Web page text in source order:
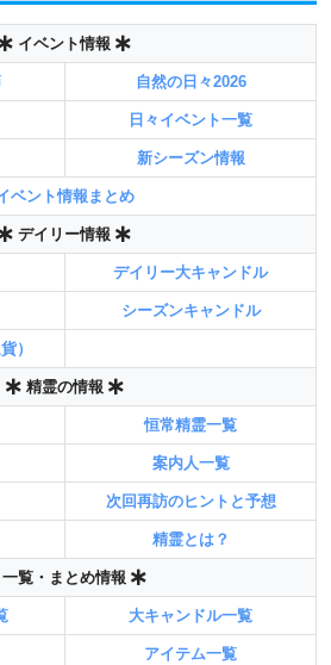
イベント情報
自然の日々2026
日々イベント一覧
新シーズン情報
ベント情報まとめ
デイリー情報
デイリー大キャンドル
シーズンキャンドル
）
精霊の情報
恒常精霊一覧
案内人一覧
次回再訪のヒントと予想
精霊とは？
一覧・まとめ情報
大キャンドル一覧
アイテム一覧